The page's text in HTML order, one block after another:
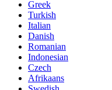
Greek
Turkish
Italian
Danish
Romanian
Indonesian
Czech
Afrikaans